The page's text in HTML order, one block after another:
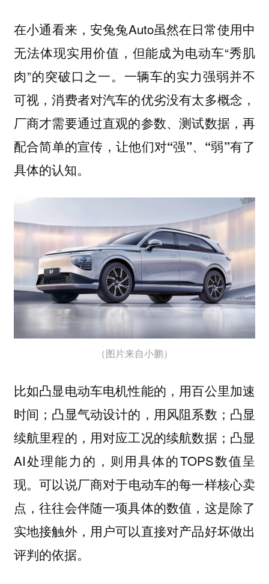
在小通看来，安兔兔Auto虽然在日常使用中
无法体现实用价值，但能成为电动车“秀肌
肉”的突破口之一。 一辆车的实力强弱并不
可视，消费者对汽车的优劣没有太多概念，
厂商才需要通过直观的参数、测试数据，再
配合简单的宣传，让他们对“强”、“弱”有了
具体的认知。
（图片来自小鹏）
比如凸显电动车电机性能的，用百公里加速
时间；凸显气动设计的，用风阻系数；凸显
续航里程的，用对应工况的续航数据；凸显
AI处理能力的，则用具体的TOPS数值呈
现。可以说厂商对于电动车的每一样核心卖
点，往往会伴随一项具体的数值，这是除了
实地接触外，用户可以直接对产品好坏做出
评判的依据。